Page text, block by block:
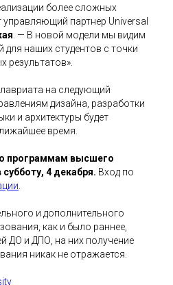
более сложных
партнер Universal
. — В новой модели мы видим
наших студентов с точки
результатов».
на следующий
дизайна, разработки
и архитектуры будет
время.
программам высшего
4 декабря. Вход по
и дополнительного
как и было раннее,
ДО и ДПО, на них получение
никак не отражается.
возврата
АНО ВО